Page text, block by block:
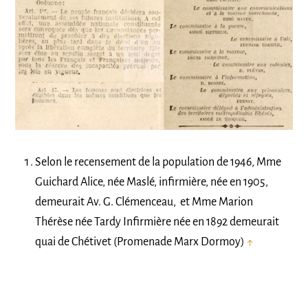
Selon le recensement de la population de 1946, Mme
Guichard Alice, née Maslé, infirmière, née en 1905,
demeurait Av. G. Clémenceau, et Mme Marion
Thérèse née Tardy Infirmière née en 1892 demeurait
quai de Chétivet (Promenade Marx Dormoy) ↑